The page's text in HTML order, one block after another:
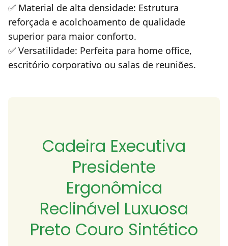
✅ Material de alta densidade: Estrutura
reforçada e acolchoamento de qualidade
superior para maior conforto.
✅ Versatilidade: Perfeita para home office,
escritório corporativo ou salas de reuniões.
Cadeira Executiva
Presidente
Ergonômica
Reclinável Luxuosa
Preto Couro Sintético